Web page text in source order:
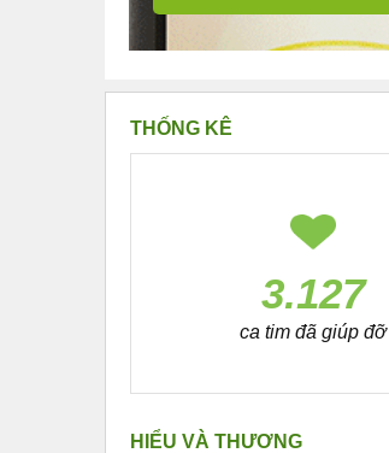
THỐNG KÊ
3.127
ca tim đã giúp đỡ
HIỂU VÀ THƯƠNG